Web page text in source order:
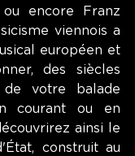
encore Franz
viennois a
européen et
des siècles
votre balade
courant ou en
ainsi le
construit au